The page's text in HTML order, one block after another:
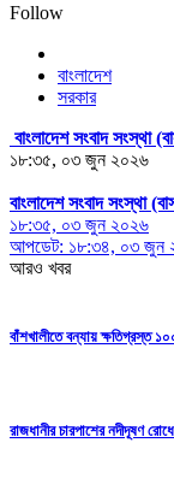
Follow
বাংলাদেশ
সরকার
বাংলাদেশ সংবাদ সংস্থা
১৮:৩৫, ০৩ জুন ২০২৬
বাংলাদেশ সংবাদ সংস্থা
১৮:৩৫, ০৩ জুন ২০২৬
আপডেট: ১৮:৩৪, ০৩ জুন
আরও খবর
বাঁশখালীতে বন্যায় ক্ষতিগ্রস্ত
রাজধানীর চারপাশের নদীদূষণ রোধে